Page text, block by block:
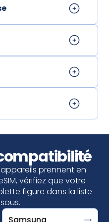
eSIM si vous voyez
eSIM si vous voyez
prennent en
vérifiez que votre
figure dans la liste
Samsung